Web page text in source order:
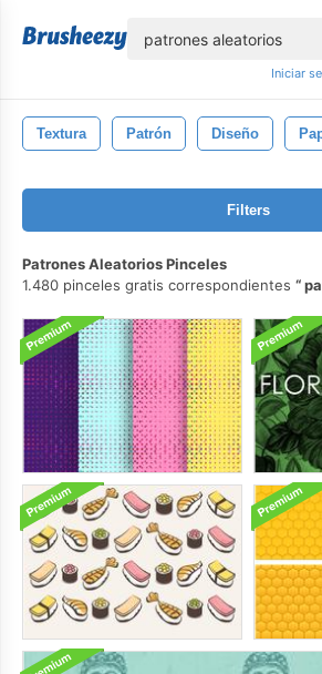
Iniciar
Textura Patrón Diseño
Filters
Patrones Aleatorios Pinceles
1.480 pinceles gratis correspondientes